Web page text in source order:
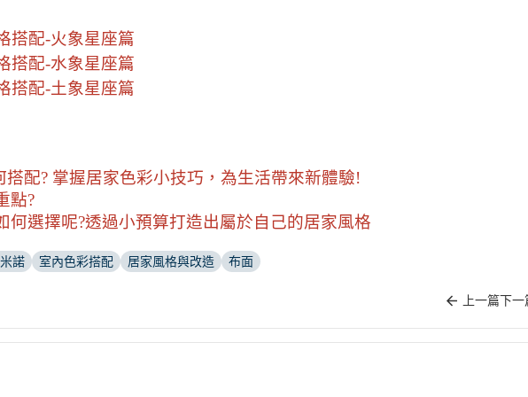
搭配-火象星座篇
搭配-水象星座篇
搭配-土象星座篇
配? 掌握居家色彩小技巧，為生活帶來新體驗!
點?
何選擇呢?透過小預算打造出屬於自己的居家風格
諾 室內色彩搭配 居家風格與改造 布面
上一篇下一